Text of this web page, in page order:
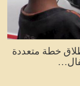
خطة متعددة